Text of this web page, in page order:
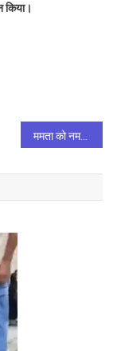
किया।
ममता को नमन : जी डी नेशनल स्कूल घनहा नायक में उत्साह के साथ मनाया गया मदर्स डे